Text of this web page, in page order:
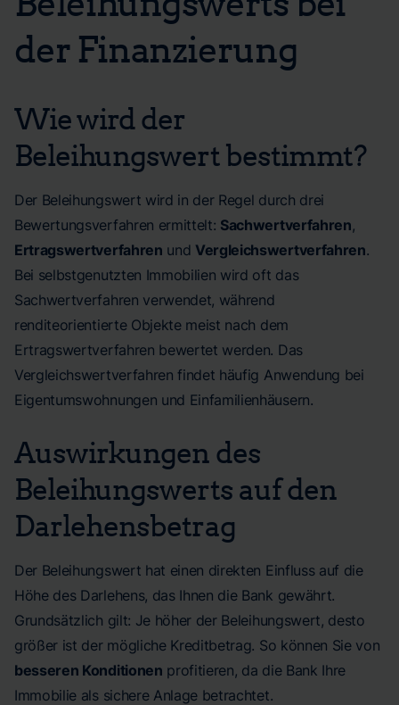
der Finanzierung
Wie wird der
Beleihungswert bestimmt?
Der Beleihungswert wird in der Regel durch drei
Bewertungsverfahren ermittelt: Sachwertverfahren,
Ertragswertverfahren und Vergleichswertverfahren.
Bei selbstgenutzten Immobilien wird oft das
Sachwertverfahren verwendet, während
renditeorientierte Objekte meist nach dem
Ertragswertverfahren bewertet werden. Das
Vergleichswertverfahren findet häufig Anwendung bei
Eigentumswohnungen und Einfamilienhäusern.
Auswirkungen des
Beleihungswerts auf den
Darlehensbetrag
Der Beleihungswert hat einen direkten Einfluss auf die
Höhe des Darlehens, das Ihnen die Bank gewährt.
Grundsätzlich gilt: Je höher der Beleihungswert, desto
größer ist der mögliche Kreditbetrag. So können Sie von
besseren Konditionen profitieren, da die Bank Ihre
Immobilie als sichere Anlage betrachtet.